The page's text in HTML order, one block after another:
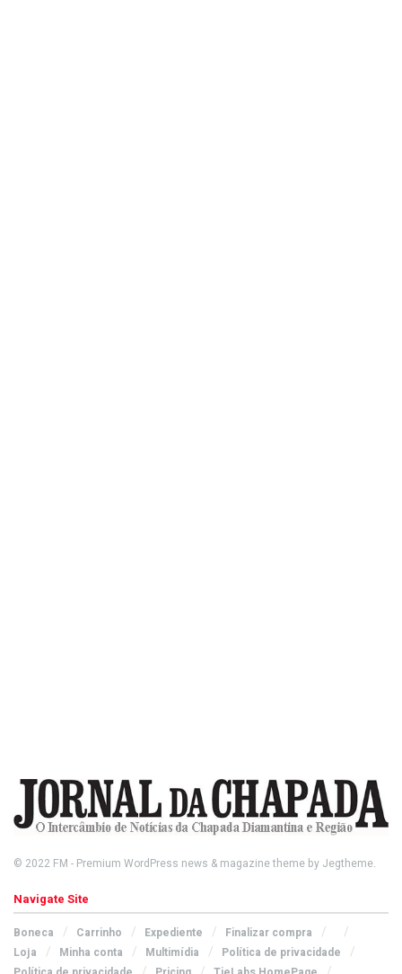
© 2022 FM - Premium WordPress news & magazine theme by Jegtheme.
Navigate Site
Boneca Carrinho Expediente
Finalizar compra
Loja
Minha conta Multimídia
Política de privacidade